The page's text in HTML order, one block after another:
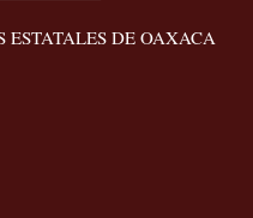
ESTATALES DE OAXACA